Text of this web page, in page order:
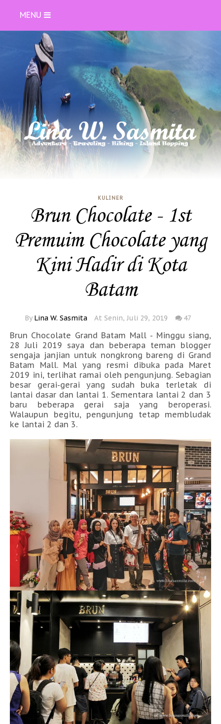
MENU
KULINER
Brun Chocolate - 1st
Premuim Chocolate yang
Kini Hadir di Kota
Batam
By Lina W. Sasmita At Senin, Juli 29, 2019 47
Brun Chocolate Grand Batam Mall - Minggu siang,
28 Juli 2019 saya dan beberapa teman blogger
sengaja janjian untuk nongkrong bareng di Grand
Batam Mall. Mal yang resmi dibuka pada Maret
2019 ini, terlihat ramai oleh pengunjung. Sebagian
besar gerai-gerai yang sudah buka terletak di
lantai dasar dan lantai 1. Sementara lantai 2 dan 3
baru beberapa gerai saja yang beroperasi.
Walaupun begitu, pengunjung tetap membludak
ke lantai 2 dan 3.